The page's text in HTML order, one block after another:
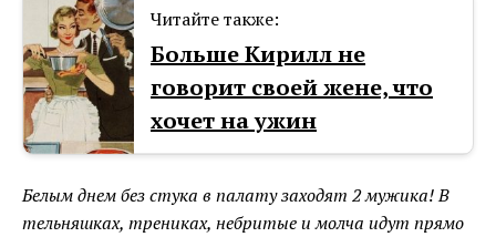
Читайте также:
Больше Кирилл не
говорит своей жене, что
хочет на ужин
Белым днем без стука в палату заходят 2 мужика! В
тельняшках, трениках, небритые и молча идут прямо